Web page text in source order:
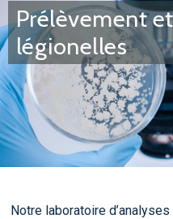
Prélèvement
légionelles
Notre laboratoire